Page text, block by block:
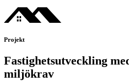
Projekt
Fastighetsutveckling
miljökrav